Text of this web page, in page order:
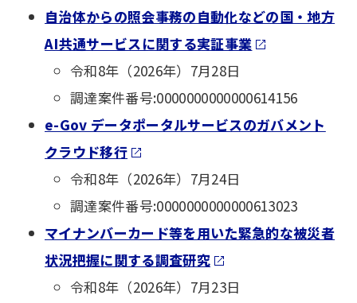
自治体からの照会事務の自動化などの国・地方
AI共通サービスに関する実証事業
令和8年（2026年）7月28日
調達案件番号:0000000000000614156
e-Gov データポータルサービスのガバメント
クラウド移行
令和8年（2026年）7月24日
調達案件番号:0000000000000613023
マイナンバーカード等を用いた緊急的な被災者
状況把握に関する調査研究
令和8年（2026年）7月23日